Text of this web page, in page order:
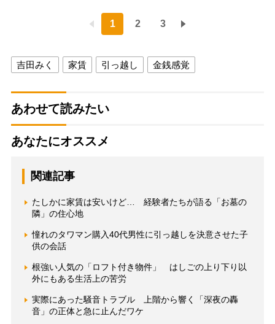
1 2 3
吉田みく 家賃 引っ越し 金銭感覚
あわせて読みたい
あなたにオススメ
関連記事
たしかに家賃は安いけど… 経験者たちが語る「お墓の
隣」の住心地
憧れのタワマン購入40代男性に引っ越しを決意させた子
供の会話
根強い人気の「ロフト付き物件」 はしごの上り下り以
外にもある生活上の苦労
実際にあった騒音トラブル 上階から響く「深夜の轟
音」の正体と急に止んだワケ